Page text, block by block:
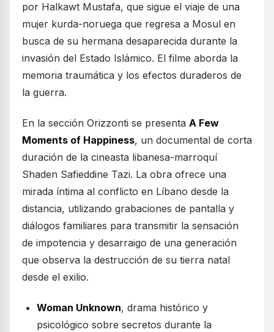
por Halkawt Mustafa, que sigue el viaje de una
mujer kurda-noruega que regresa a Mosul en
busca de su hermana desaparecida durante la
invasión del Estado Islámico. El filme aborda la
memoria traumática y los efectos duraderos de
la guerra.
En la sección Orizzonti se presenta A Few
Moments of Happiness, un documental de corta
duración de la cineasta libanesa-marroquí
Shaden Safieddine Tazi. La obra ofrece una
mirada íntima al conflicto en Líbano desde la
distancia, utilizando grabaciones de pantalla y
diálogos familiares para transmitir la sensación
de impotencia y desarraigo de una generación
que observa la destrucción de su tierra natal
desde el exilio.
Woman Unknown, drama histórico y
psicológico sobre secretos durante la